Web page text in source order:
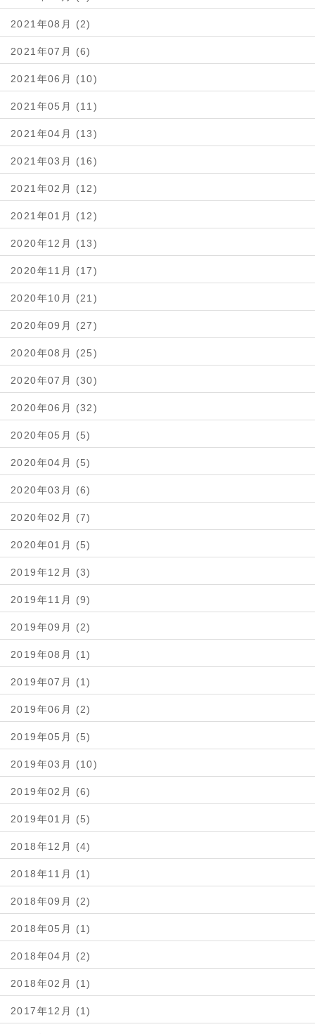
2021年08月 (2)
2021年07月 (6)
2021年06月 (10)
2021年05月 (11)
2021年04月 (13)
2021年03月 (16)
2021年02月 (12)
2021年01月 (12)
2020年12月 (13)
2020年11月 (17)
2020年10月 (21)
2020年09月 (27)
2020年08月 (25)
2020年07月 (30)
2020年06月 (32)
2020年05月 (5)
2020年04月 (5)
2020年03月 (6)
2020年02月 (7)
2020年01月 (5)
2019年12月 (3)
2019年11月 (9)
2019年09月 (2)
2019年08月 (1)
2019年07月 (1)
2019年06月 (2)
2019年05月 (5)
2019年03月 (10)
2019年02月 (6)
2019年01月 (5)
2018年12月 (4)
2018年11月 (1)
2018年09月 (2)
2018年05月 (1)
2018年04月 (2)
2018年02月 (1)
2017年12月 (1)